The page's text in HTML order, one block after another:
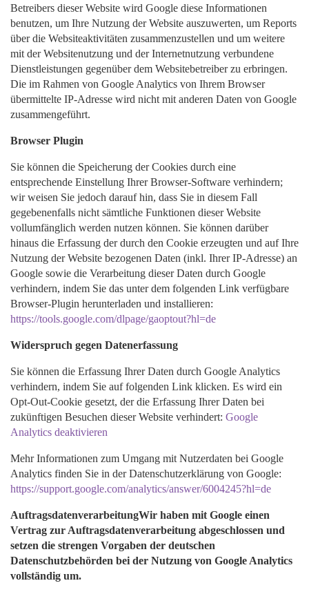
Betreibers dieser Website wird Google diese Informationen
benutzen, um Ihre Nutzung der Website auszuwerten, um Reports
über die Websiteaktivitäten zusammenzustellen und um weitere
mit der Websitenutzung und der Internetnutzung verbundene
Dienstleistungen gegenüber dem Websitebetreiber zu erbringen.
Die im Rahmen von Google Analytics von Ihrem Browser
übermittelte IP-Adresse wird nicht mit anderen Daten von Google
zusammengeführt.
Browser Plugin
Sie können die Speicherung der Cookies durch eine
entsprechende Einstellung Ihrer Browser-Software verhindern;
wir weisen Sie jedoch darauf hin, dass Sie in diesem Fall
gegebenenfalls nicht sämtliche Funktionen dieser Website
vollumfänglich werden nutzen können. Sie können darüber
hinaus die Erfassung der durch den Cookie erzeugten und auf Ihre
Nutzung der Website bezogenen Daten (inkl. Ihrer IP-Adresse) an
Google sowie die Verarbeitung dieser Daten durch Google
verhindern, indem Sie das unter dem folgenden Link verfügbare
Browser-Plugin herunterladen und installieren:
https://tools.google.com/dlpage/gaoptout?hl=de
Widerspruch gegen Datenerfassung
Sie können die Erfassung Ihrer Daten durch Google Analytics
verhindern, indem Sie auf folgenden Link klicken. Es wird ein
Opt-Out-Cookie gesetzt, der die Erfassung Ihrer Daten bei
zukünftigen Besuchen dieser Website verhindert: Google
Analytics deaktivieren
Mehr Informationen zum Umgang mit Nutzerdaten bei Google
Analytics finden Sie in der Datenschutzerklärung von Google:
https://support.google.com/analytics/answer/6004245?hl=de
AuftragsdatenverarbeitungWir haben mit Google einen
Vertrag zur Auftragsdatenverarbeitung abgeschlossen und
setzen die strengen Vorgaben der deutschen
Datenschutzbehörden bei der Nutzung von Google Analytics
vollständig um.